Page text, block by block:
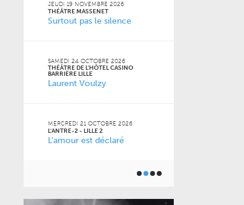
JEUDI 19 NOVEMBRE 2026
THÉÂTRE MASSENET
Surtout pas le silence
SAMEDI 24 OCTOBRE 2026
THÉÂTRE DE L'HÔTEL CASINO
BARRIÈRE LILLE
Laurent Voulzy
MERCREDI 21 OCTOBRE 2026
L'ANTRE-2 - LILLE 2
L’amour est déclaré